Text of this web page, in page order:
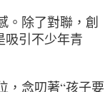
除了對聯，創
吸引不少年青
念叨著“孩子要